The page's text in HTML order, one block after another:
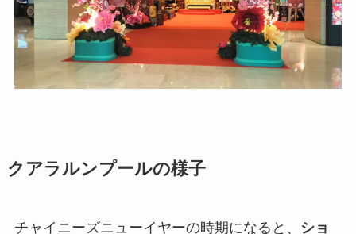
クアラルンプールの様子
チャイニーズニューイヤーの時期になると、
ショ